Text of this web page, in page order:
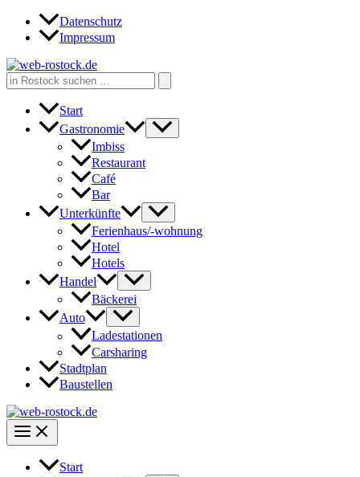
Zum
Inhalt
Datenschutz
Impressum
Search
for:
Start
Gastronomie
Imbiss
Restaurant
Café
Bar
Unterkünfte
Ferienhaus/-wohnung
Hotel
Hotels
Handel
Bäckerei
Auto
Ladestationen
Carsharing
Stadtplan
Baustellen
Start